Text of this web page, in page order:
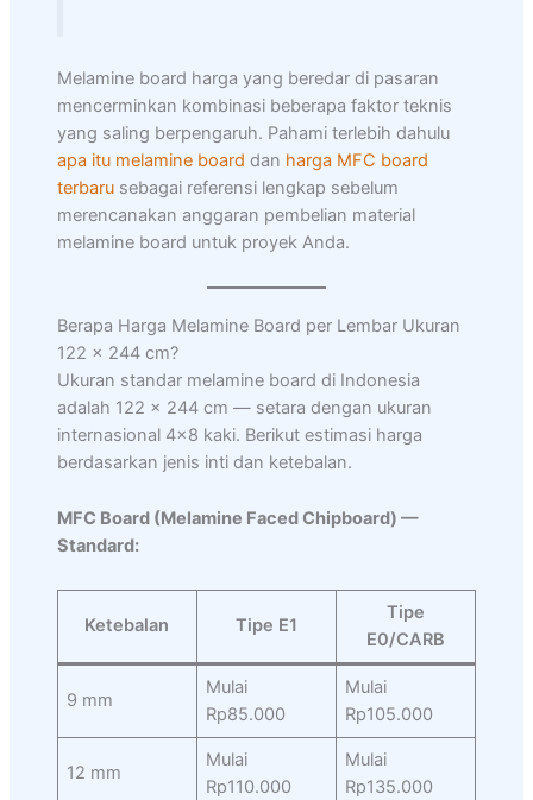
Melamine board harga yang beredar di pasaran
mencerminkan kombinasi beberapa faktor teknis
yang saling berpengaruh. Pahami terlebih dahulu
apa itu melamine board dan harga MFC board
terbarusebagai referensi lengkap sebelum
merencanakan anggaran pembelian material
melamine board untuk proyek Anda.
Berapa Harga Melamine Board per Lembar Ukuran
122 × 244 cm?
Ukuran standar melamine board di Indonesia
adalah 122 × 244 cm — setara dengan ukuran
internasional 4×8 kaki. Berikut estimasi harga
berdasarkan jenis inti dan ketebalan.
MFC Board (Melamine Faced Chipboard) —
Standard:
Ketebalan Tipe E1
Tipe
E0/CARB
9 mm
Mulai
Rp85.000
Mulai
Rp105.000
12 mm
Mulai
Rp110.000
Mulai
Rp135.000